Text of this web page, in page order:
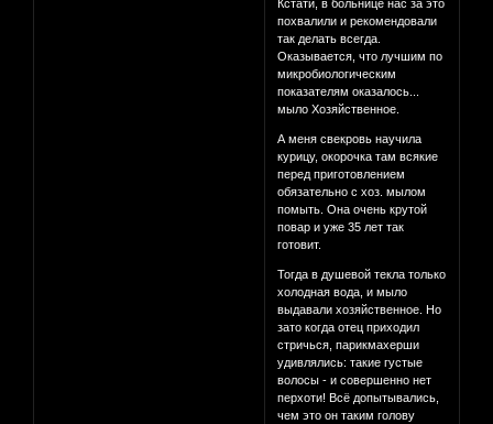
Кстати, в больнице нас за это
похвалили и рекомендовали
так делать всегда.
Оказывается, что лучшим по
микробиологическим
показателям оказалось...
мыло Хозяйственное.
А меня свекровь научила
курицу, окорочка там всякие
перед приготовлением
обязательно с хоз. мылом
помыть. Она очень крутой
повар и уже 35 лет так
готовит.
Тогда в душевой текла только
холодная вода, и мыло
выдавали хозяйственное. Но
зато когда отец приходил
стричься, парикмахерши
удивлялись: такие густые
волосы - и совершенно нет
перхоти! Всё допытывались,
чем это он таким голову